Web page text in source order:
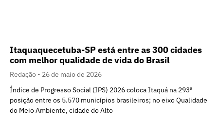
Itaquaquecetuba-SP está entre as 300 cidades
com melhor qualidade de vida do Brasil
Redação
26 de maio de 2026
Índice de Progresso Social (IPS) 2026 coloca Itaquá na 293ª
posição entre os 5.570 municípios brasileiros; no eixo Qualidade
do Meio Ambiente, cidade do Alto